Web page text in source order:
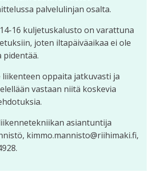
palvelulinjan osalta.
16 kuljetuskalusto on varattuna
joten iltapäiväaikaa ei ole
pidentää.
liikenteen oppaita jatkuvasti ja
vastaan niitä koskevia
asiantuntija
kimmo.mannisto@riihimaki.fi,